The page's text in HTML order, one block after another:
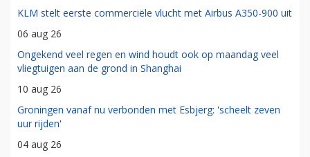
KLM stelt eerste commerciële vlucht met Airbus A350-900 uit
06 aug 26
Ongekend veel regen en wind houdt ook op maandag veel
vliegtuigen aan de grond in Shanghai
10 aug 26
Groningen vanaf nu verbonden met Esbjerg: 'scheelt zeven
uur rijden'
04 aug 26